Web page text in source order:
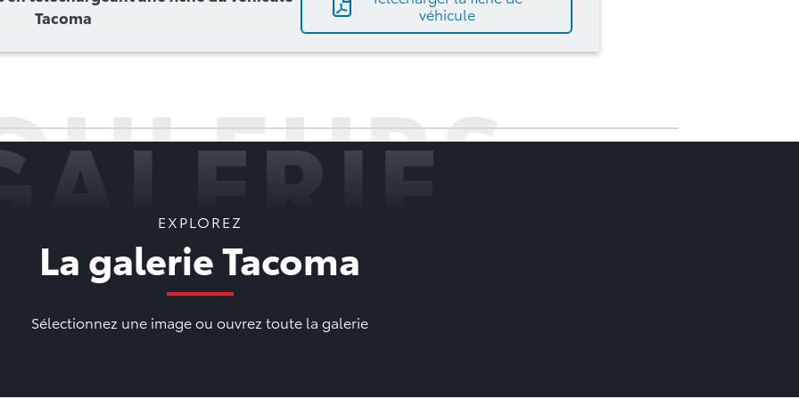
Tacoma
véhicule
EXPLOREZ
La galerie Tacoma
Sélectionnez une image ou ouvrez toute la galerie